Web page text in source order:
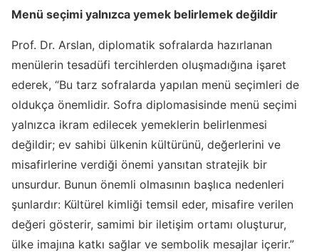
Menü seçimi yalnızca yemek belirlemek değildir
Prof. Dr. Arslan, diplomatik sofralarda hazırlanan
menülerin tesadüfi tercihlerden oluşmadığına işaret
ederek, “Bu tarz sofralarda yapılan menü seçimleri de
oldukça önemlidir. Sofra diplomasisinde menü seçimi
yalnızca ikram edilecek yemeklerin belirlenmesi
değildir; ev sahibi ülkenin kültürünü, değerlerini ve
misafirlerine verdiği önemi yansıtan stratejik bir
unsurdur. Bunun önemli olmasının başlıca nedenleri
şunlardır: Kültürel kimliği temsil eder, misafire verilen
değeri gösterir, samimi bir iletişim ortamı oluşturur,
ülke imajına katkı sağlar ve sembolik mesajlar içerir.”